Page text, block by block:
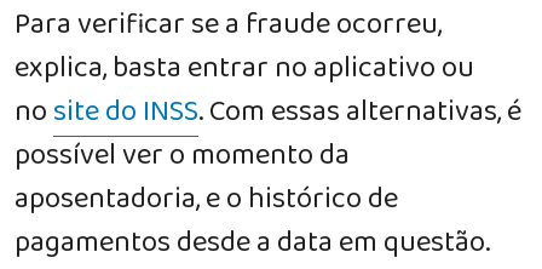
Para verificar se a fraude ocorreu,
explica, basta entrar no aplicativo ou
nosite do INSS. Com essas alternativas, é
possível ver o momento da
aposentadoria, e o histórico de
pagamentos desde a data em questão.